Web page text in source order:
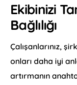
Ekibinizi
Bağlılığı
Çalışanlarınız,
onları daha iyi
artırmanın